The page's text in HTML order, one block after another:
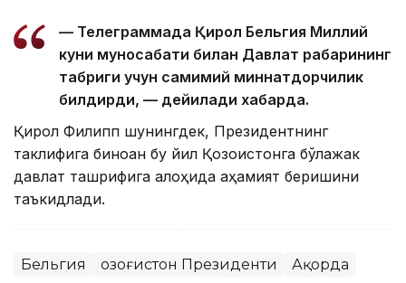
— Телеграммада Қирол Бельгия Миллий
куни муносабати билан Давлат раҳбарининг
табриги учун самимий миннатдорчилик
билдирди, — дейилади хабарда.
Қирол Филипп шунингдек, Президентнинг
таклифига биноан бу йил Қозоғистонга бўлажак
давлат ташрифига алоҳида аҳамият беришини
таъкидлади.
Бельгия Қозоғистон Президенти Ақорда